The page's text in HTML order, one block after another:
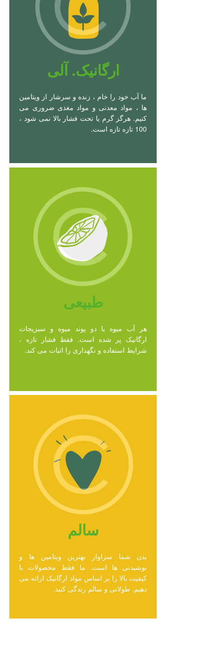
ارگانیک. آلی
ما آب خود را خام ، زنده و سرشار از ویتامین
ها ، مواد معدنی و مواد مغذی ضروری می
کنیم. هرگز گرم یا تحت فشار بالا نمی شود ،
100 تازه تازه است.
طبیعی
هر آب میوه با دو پوند میوه و سبزیجات
ارگانیک پر شده است. فقط فشار تازه ،
شرایط استفاده و نگهداری را اثبات می کند.
سالم
بدن شما سزاوار بهترین ویتامین ها و
نوشیدنی ها است. ما فقط محصولات با
کیفیت بالا را بر اساس مواد ارگانیک ارائه می
دهیم. طولانی و سالم زندگی کنید.